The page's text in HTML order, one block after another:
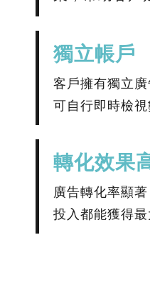
獨立帳戶
客戶擁有獨立
可自行即時檢視
轉化效果
廣告轉化率顯
投入都能獲得最